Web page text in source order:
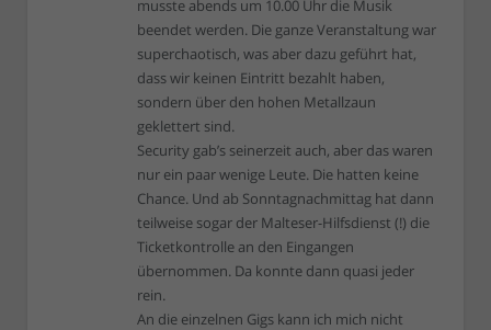
musste abends um 10.00 Uhr die Musik
beendet werden. Die ganze Veranstaltung war
superchaotisch, was aber dazu geführt hat,
dass wir keinen Eintritt bezahlt haben,
sondern über den hohen Metallzaun
geklettert sind.
Security gab’s seinerzeit auch, aber das waren
nur ein paar wenige Leute. Die hatten keine
Chance. Und ab Sonntagnachmittag hat dann
teilweise sogar der Malteser-Hilfsdienst (!) die
Ticketkontrolle an den Eingangen
übernommen. Da konnte dann quasi jeder
rein.
An die einzelnen Gigs kann ich mich nicht